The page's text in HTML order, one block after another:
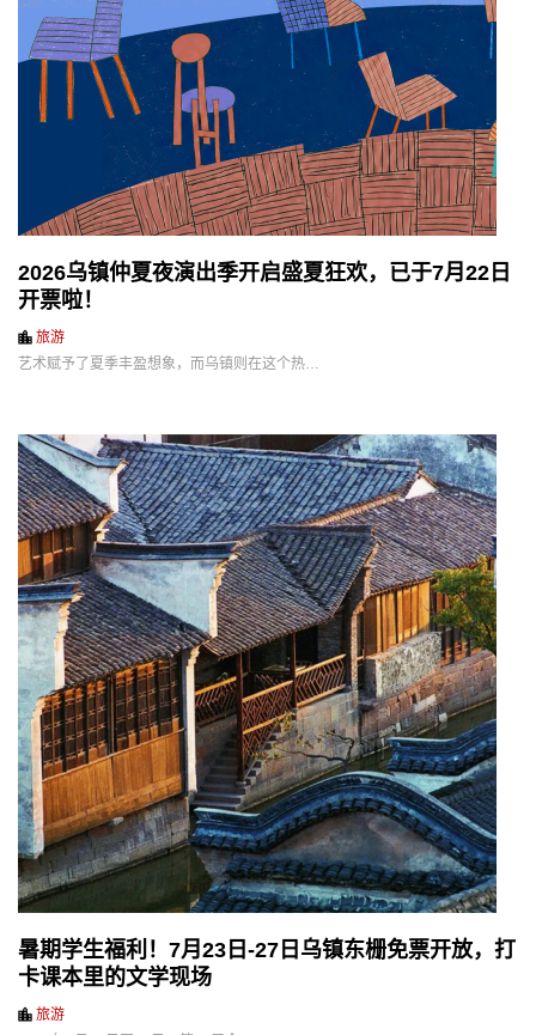
2026乌镇仲夏夜演出季开启盛夏狂欢，已于7月22日
开票啦！
旅游
艺术赋予了夏季丰盈想象，而乌镇则在这个热…
暑期学生福利！7月23日-27日乌镇东栅免票开放，打
卡课本里的文学现场
旅游